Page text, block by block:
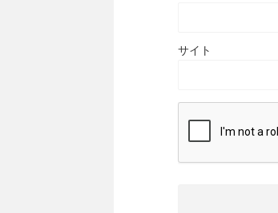
サイト